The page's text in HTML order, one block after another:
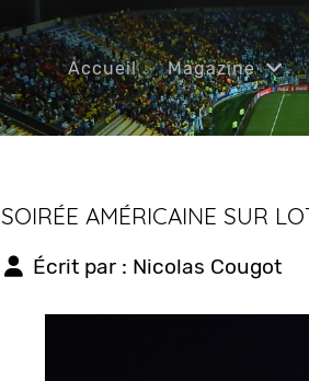
Accueil Magazine
SOIRÉE AMÉRICAINE SUR
Écrit par : Nicolas Cougot